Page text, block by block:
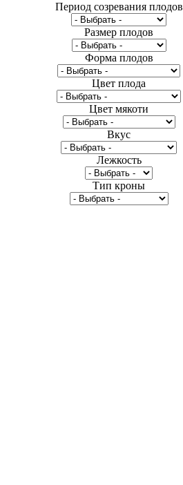
Период созревания плодов
Размер плодов
Форма плодов
Цвет плода
Цвет мякоти
Вкус
Лежкость
Тип кроны